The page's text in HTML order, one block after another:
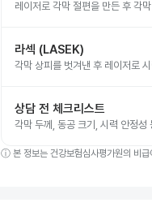
레이저로 각막 절편을 만든 후 각
라섹 (LASEK)
각막 상피를 벗겨낸 후 레이저로
상담 전 체크리스트
각막 두께, 동공 크기, 시력 안정
ⓘ 본 정보는 건강보험심사평가원의 비